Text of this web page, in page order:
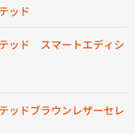
ッド
ッド スマートエディシ
ッドブラウンレザーセレ